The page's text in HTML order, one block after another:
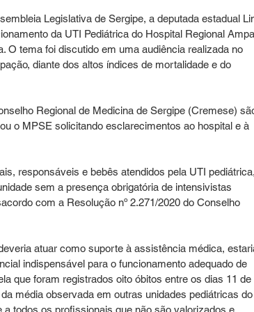
Legislativa de Sergipe, a deputada estadual
da UTI Pediátrica do Hospital Regional
O tema foi discutido em uma audiência realizada no
diante dos altos índices de mortalidade e do
Regional de Medicina de Sergipe (Cremese)
o MPSE solicitando esclarecimentos ao hospital e à
responsáveis e bebês atendidos pela UTI pediátrica,
sem a presença obrigatória de intensivistas
com a Resolução nº 2.271/2020 do Conselho
atuar como suporte à assistência médica,
indispensável para o funcionamento adequado de
que foram registrados oito óbitos entre os dias 11 de
média observada em outras unidades pediátricas do